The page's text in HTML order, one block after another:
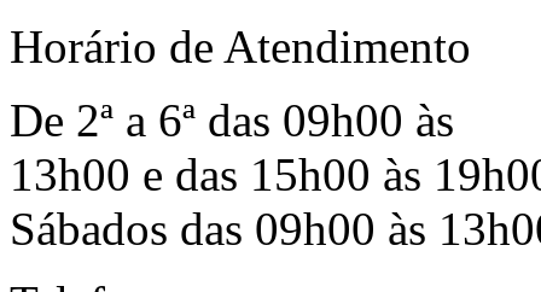
Horário de Atendimento
De 2ª a 6ª das 09h00 às
13h00 e das 15h00 às
Sábados das 09h00 às